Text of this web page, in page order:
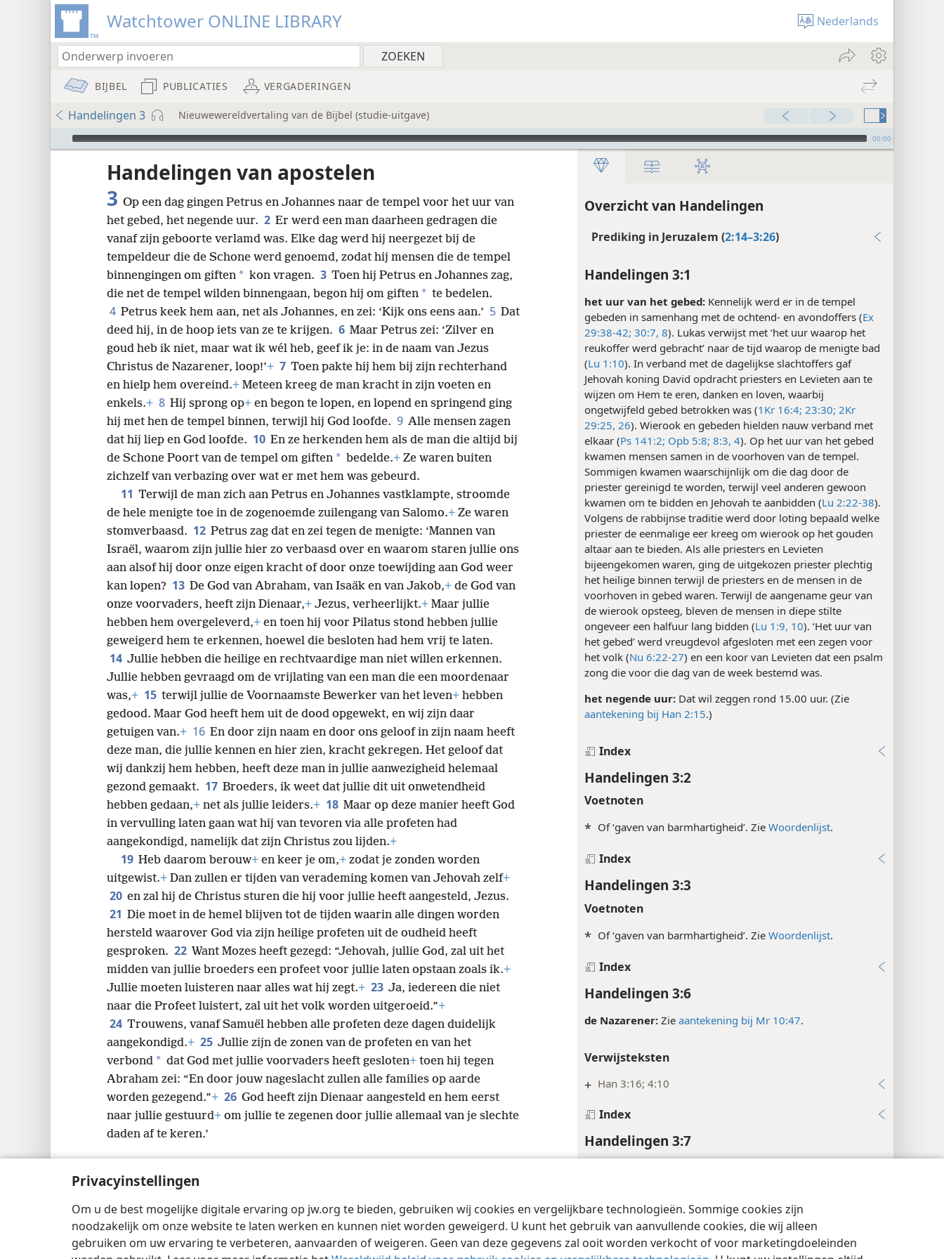
Privacyinstellingen
Om u de best mogelijke digitale ervaring op jw.org te bieden, gebruiken wij cookies en vergelijkbare technologieën. Sommige cookies zijn
noodzakelijk om onze website te laten werken en kunnen niet worden geweigerd. U kunt het gebruik van aanvullende cookies, die wij alleen
gebruiken om uw ervaring te verbeteren, aanvaarden of weigeren. Geen van deze gegevens zal ooit worden verkocht of voor marketingdoeleinden
Watchtower ONLINE LIBRARY Nederlands
BIJBEL PUBLICATIES VERGADERINGEN
Handelingen 3 Nieuwewereldvertaling van de Bijbel (studie-uitgave)
Audio Player 00:00
Overzicht van Handelingen
Prediking in Jeruzalem (2:14–3:26)
Handelingen 3:1
het uur van het gebed: Kennelijk werd er in de tempel
gebeden in samenhang met de ochtend- en avondoffers (Ex
29:38-42; 30:7, 8). Lukas verwijst met ‘het uur waarop het
reukoffer werd gebracht’ naar de tijd waarop de menigte bad
(Lu 1:10). In verband met de dagelijkse slachtoffers gaf
Jehovah koning David opdracht priesters en Levieten aan te
wijzen om Hem te eren, danken en loven, waarbij
ongetwijfeld gebed betrokken was (1Kr 16:4; 23:30; 2Kr
29:25, 26). Wierook en gebeden hielden nauw verband met
elkaar (Ps 141:2; Opb 5:8; 8:3, 4). Op het uur van het gebed
kwamen mensen samen in de voorhoven van de tempel.
Sommigen kwamen waarschijnlijk om die dag door de
priester gereinigd te worden, terwijl veel anderen gewoon
kwamen om te bidden en Jehovah te aanbidden (Lu 2:22-38).
Volgens de rabbijnse traditie werd door loting bepaald welke
priester de eenmalige eer kreeg om wierook op het gouden
altaar aan te bieden. Als alle priesters en Levieten
bijeengekomen waren, ging de uitgekozen priester plechtig
het heilige binnen terwijl de priesters en de mensen in de
voorhoven in gebed waren. Terwijl de aangename geur van
de wierook opsteeg, bleven de mensen in diepe stilte
ongeveer een halfuur lang bidden (Lu 1:9, 10). ‘Het uur van
het gebed’ werd vreugdevol afgesloten met een zegen voor
het volk (Nu 6:22-27) en een koor van Levieten dat een psalm
zong die voor die dag van de week bestemd was.
het negende uur: Dat wil zeggen rond 15.00 uur. (Zie
aantekening bij Han 2:15.)
Index
Handelingen 3:2
Voetnoten
* Of ‘gaven van barmhartigheid’. ZieWoordenlijst.
Index
Handelingen 3:3
Voetnoten
* Of ‘gaven van barmhartigheid’. ZieWoordenlijst.
Index
Handelingen 3:6
de Nazarener: Zie aantekening bij Mr 10:47.
Verwijsteksten
+ Han 3:16; 4:10
Index
Handelingen 3:7
Verwijsteksten
+ Jo 5:8, 9; Han 9:34; 14:8-10
Index
Handelingen van apostelen
3 Op een dag gingen Petrus en Johannes naar de tempel voor het uur van
het gebed, het negende uur. 2 Er werd een man daarheen gedragen die
vanaf zijn geboorte verlamd was. Elke dag werd hij neergezet bij de
tempeldeur die de Schone werd genoemd, zodat hij mensen die de tempel
binnengingen om giften * kon vragen. 3 Toen hij Petrus en Johannes zag,
die net de tempel wilden binnengaan, begon hij om giften * te bedelen.
4 Petrus keek hem aan, net als Johannes, en zei: ‘Kijk ons eens aan.’ 5 Dat
deed hij, in de hoop iets van ze te krijgen. 6 Maar Petrus zei: ‘Zilver en
goud heb ik niet, maar wat ik wél heb, geef ik je: in de naam van Jezus
Christus de Nazarener, loop!’+ 7 Toen pakte hij hem bij zijn rechterhand
en hielp hem overeind.+ Meteen kreeg de man kracht in zijn voeten en
enkels.+ 8 Hij sprong op+ en begon te lopen, en lopend en springend ging
hij met hen de tempel binnen, terwijl hij God loofde. 9 Alle mensen zagen
dat hij liep en God loofde. 10 En ze herkenden hem als de man die altijd bij
de Schone Poort van de tempel om giften * bedelde.+ Ze waren buiten
zichzelf van verbazing over wat er met hem was gebeurd.
11 Terwijl de man zich aan Petrus en Johannes vastklampte, stroomde
de hele menigte toe in de zogenoemde zuilengang van Salomo.+ Ze waren
stomverbaasd. 12 Petrus zag dat en zei tegen de menigte: ‘Mannen van
Israël, waarom zijn jullie hier zo verbaasd over en waarom staren jullie ons
aan alsof hij door onze eigen kracht of door onze toewijding aan God weer
kan lopen? 13 De God van Abraham, van Isaäk en van Jakob,+ de God van
onze voorvaders, heeft zijn Dienaar,+ Jezus, verheerlijkt.+ Maar jullie
hebben hem overgeleverd,+ en toen hij voor Pilatus stond hebben jullie
geweigerd hem te erkennen, hoewel die besloten had hem vrij te laten.
14 Jullie hebben die heilige en rechtvaardige man niet willen erkennen.
Jullie hebben gevraagd om de vrijlating van een man die een moordenaar
was,+ 15 terwijl jullie de Voornaamste Bewerker van het leven+ hebben
gedood. Maar God heeft hem uit de dood opgewekt, en wij zijn daar
getuigen van.+ 16 En door zijn naam en door ons geloof in zijn naam heeft
deze man, die jullie kennen en hier zien, kracht gekregen. Het geloof dat
wij dankzij hem hebben, heeft deze man in jullie aanwezigheid helemaal
gezond gemaakt. 17 Broeders, ik weet dat jullie dit uit onwetendheid
hebben gedaan,+ net als jullie leiders.+ 18 Maar op deze manier heeft God
in vervulling laten gaan wat hij van tevoren via alle profeten had
aangekondigd, namelijk dat zijn Christus zou lijden.+
19 Heb daarom berouw+ en keer je om,+ zodat je zonden worden
uitgewist.+ Dan zullen er tijden van verademing komen van Jehovah zelf+
20 en zal hij de Christus sturen die hij voor jullie heeft aangesteld, Jezus.
21 Die moet in de hemel blijven tot de tijden waarin alle dingen worden
hersteld waarover God via zijn heilige profeten uit de oudheid heeft
gesproken. 22 Want Mozes heeft gezegd: “Jehovah, jullie God, zal uit het
midden van jullie broeders een profeet voor jullie laten opstaan zoals ik.+
Jullie moeten luisteren naar alles wat hij zegt.+ 23 Ja, iedereen die niet
naar die Profeet luistert, zal uit het volk worden uitgeroeid.”+
24 Trouwens, vanaf Samuël hebben alle profeten deze dagen duidelijk
aangekondigd.+ 25 Jullie zijn de zonen van de profeten en van het
verbond * dat God met jullie voorvaders heeft gesloten+ toen hij tegen
Abraham zei: “En door jouw nageslacht zullen alle families op aarde
worden gezegend.”+ 26 God heeft zijn Dienaar aangesteld en hem eerst
naar jullie gestuurd+ om jullie te zegenen door jullie allemaal van je slechte
daden af te keren.’
Copyright © 2026 Watch Tower Bible and Tract Society of Pennsylvania Gebruiksvoorwaarden Privacybeleid Privacyinstellingen JW.ORG Inloggen